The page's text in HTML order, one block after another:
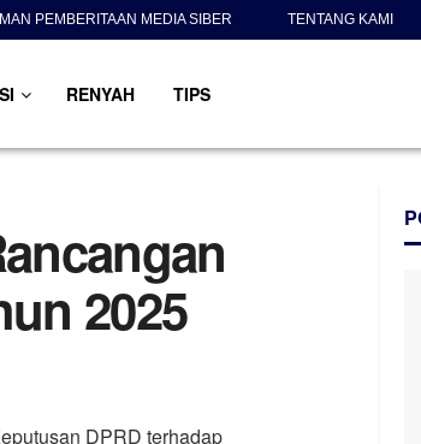
PEMBERITAAN MEDIA SIBER TENTANG KAMI
RENYAH TIPS
2025
DPRD terhadap